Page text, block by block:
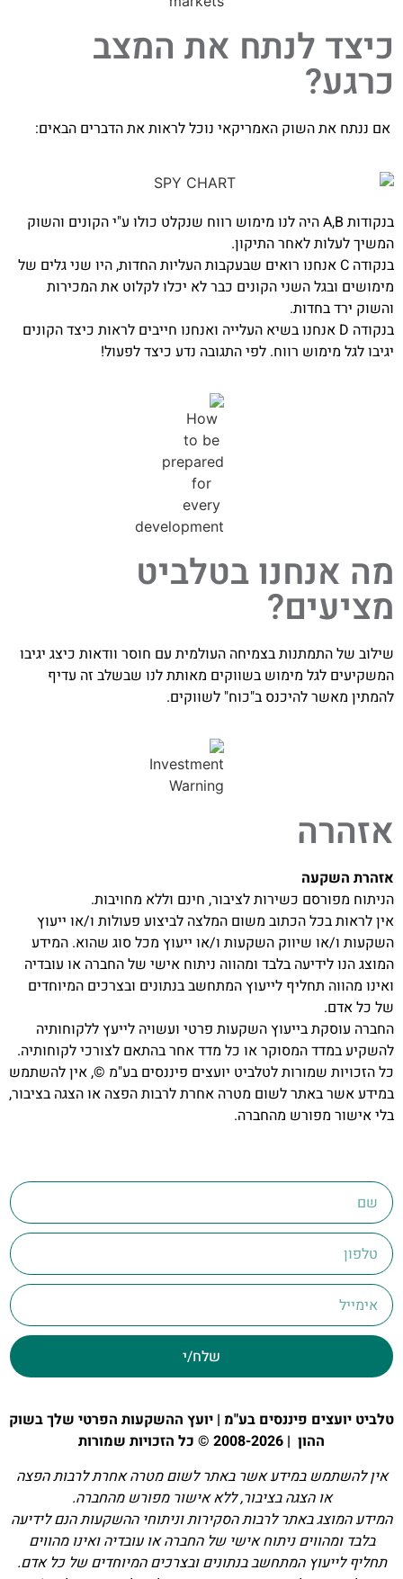
כיצד לנתח את המצב
כרגע?
אם ננתח את השוק האמריקאי נוכל לראות את הדברים הבאים:
בנקודות A,B היה לנו מימוש רווח שנקלט כולו ע"י הקונים והשוק
המשיך לעלות לאחר התיקון.
בנקודה C אנחנו רואים שבעקבות העליות החדות, היו שני גלים של
מימושים ובגל השני הקונים כבר לא יכלו לקלוט את המכירות
והשוק ירד בחדות.
בנקודה D אנחנו בשיא העלייה ואנחנו חייבים לראות כיצד הקונים
יגיבו לגל מימוש רווח. לפי התגובה נדע כיצד לפעול!
מה אנחנו בטלביט
מציעים?
שילוב של התמתנות בצמיחה העולמית עם חוסר וודאות כיצג יגיבו
המשקיעים לגל מימוש בשווקים מאותת לנו שבשלב זה עדיף
להמתין מאשר להיכנס ב"כוח" לשווקים.
אזהרה
אזהרת השקעה
הניתוח מפורסם כשירות לציבור, חינם וללא מחויבות.
אין לראות בכל הכתוב משום המלצה לביצוע פעולות ו/או ייעוץ
השקעות ו/או שיווק השקעות ו/או ייעוץ מכל סוג שהוא. המידע
המוצג הנו לידיעה בלבד ומהווה ניתוח אישי של החברה או עובדיה
ואינו מהווה תחליף לייעוץ המתחשב בנתונים ובצרכים המיוחדים
של כל אדם.
החברה עוסקת בייעוץ השקעות פרטי ועשויה לייעץ ללקוחותיה
להשקיע במדד המסוקר או כל מדד אחר בהתאם לצורכי לקוחותיה.
כל הזכויות שמורות לטלביט יועצים פיננסים בע"מ ©, אין להשתמש
במידע אשר באתר לשום מטרה אחרת לרבות הפצה או הצגה בציבור,
בלי אישור מפורש מהחברה.
שלח/י
טלביט יועצים פיננסים בע"מ | יועץ ההשקעות הפרטי שלך בשוק
ההון | 2008-2026 © כל הזכויות שמורות
אין להשתמש במידע אשר באתר לשום מטרה אחרת לרבות הפצה
או הצגה בציבור, ללא אישור מפורש מהחברה.
המידע המוצג באתר לרבות הסקירות וניתוחי ההשקעות הנם לידיעה
בלבד ומהווים ניתוח אישי של החברה או עובדיה ואינו מהווים
תחליף לייעוץ המתחשב בנתונים ובצרכים המיוחדים של כל אדם.